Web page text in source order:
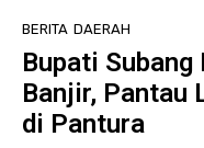
BERITA DAERAH
Bupati
Banjir, Pantau
di Pantura